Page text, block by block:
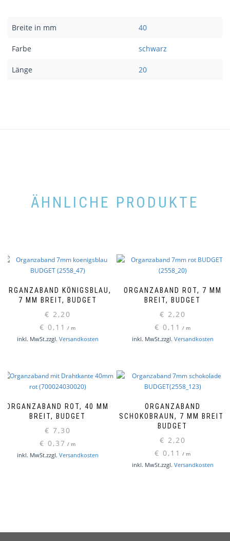
Breite in mm 40
Farbe schwarz
Länge 20
ÄHNLICHE PRODUKTE
ORGANZABAND KÖNIGSBLAU,
7 MM BREIT, BUDGET
€ 2,20
€ 0,11 / m
inkl. MwSt.zzgl. Versandkosten
ORGANZABAND ROT, 7 MM
BREIT, BUDGET
€ 2,20
€ 0,11 / m
inkl. MwSt.zzgl. Versandkosten
ORGANZABAND ROT, 40 MM
BREIT, BUDGET
€ 7,30
€ 0,37 / m
inkl. MwSt.zzgl. Versandkosten
ORGANZABAND
SCHOKOBRAUN, 7 MM BREIT,
BUDGET
€ 2,20
€ 0,11 / m
inkl. MwSt.zzgl. Versandkosten